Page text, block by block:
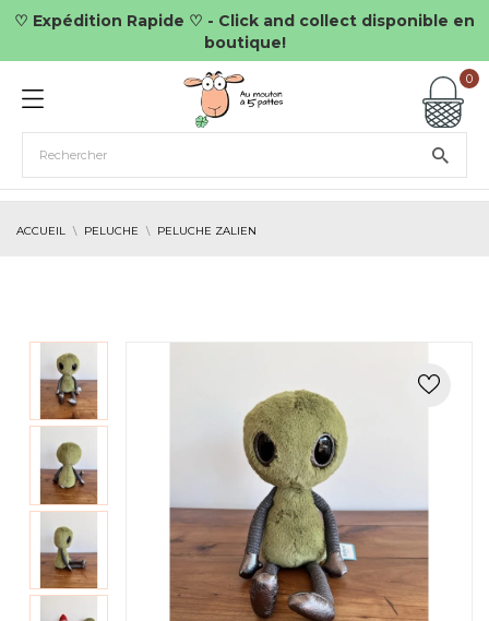
♡ Expédition Rapide ♡ - Click and collect disponible en
boutique!
0
ACCUEIL PELUCHE PELUCHE ZALIEN